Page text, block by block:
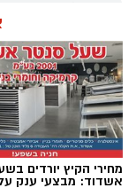
יום הולדת
.
רוצה לעקוב
ב-WhatsApp לחצו כאן
מנהל האתר / 15:35 19.02.20